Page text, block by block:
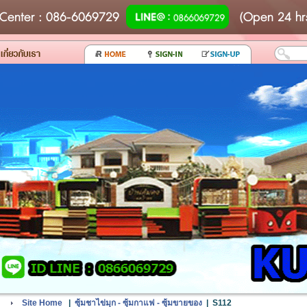
: 086-6069729 (Open 24
Site Home ซุ้มชาไข่มุก - ซุ้มกาแฟ - ซุ้มขายของ S112